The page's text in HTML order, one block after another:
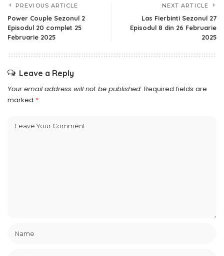
PREVIOUS ARTICLE
Power Couple Sezonul 2
Episodul 20 complet 25
Februarie 2025
NEXT ARTICLE
Las Fierbinti Sezonul 27
Episodul 8 din 26 Februarie
2025
Leave a Reply
Your email address will not be published. Required fields are
marked *